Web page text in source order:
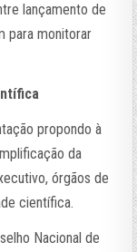
lançamento de
para monitorar
propondo à
da
órgãos de
científica.
Nacional de